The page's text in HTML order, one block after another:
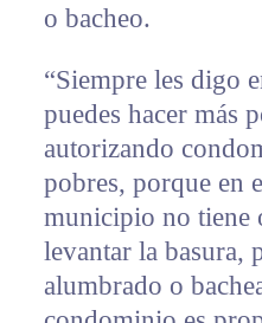
o bacheo.
“Siempre les digo
puedes hacer más
autorizando
pobres, porque en
municipio no tiene
levantar la basura,
alumbrado o